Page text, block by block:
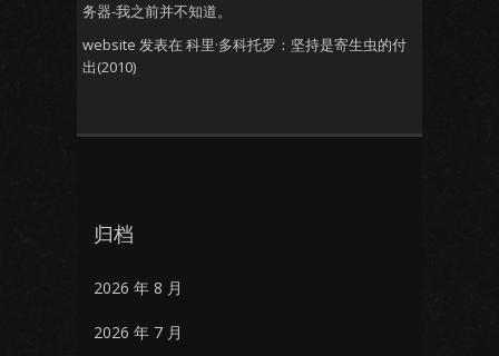
务器-我之前并不知道。
website 发表在 科里·多科托罗：坚持是寄生虫的付
出(2010)
归档
2026 年 8 月
2026 年 7 月